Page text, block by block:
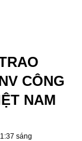
CÔNG
NAM
sáng